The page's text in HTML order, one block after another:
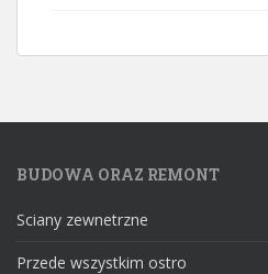
BUDOWA ORAZ REMONT
Sciany zewnetrzne
Przede wszystkim ostro